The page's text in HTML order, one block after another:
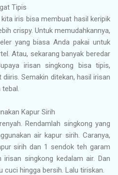
Tipis
iris bisa membuat hasil keripik
crispy. Untuk memudahkannya,
yang biasa Anda pakai untuk
Atau, sekarang banyak beredar
irisan singkong bisa tipis,
Semakin ditekan, hasil irisan
Kapur Sirih
Rendamlah singkong yang
air kapur sirih. Caranya,
sirih dan 1 sendok teh garam
singkong kedalam air. Dan
hingga bersih. Lalu tiriskan.